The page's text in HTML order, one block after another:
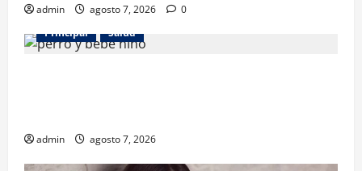
admin agosto 7, 2026
0
Principal
Salud
admin agosto 7, 2026